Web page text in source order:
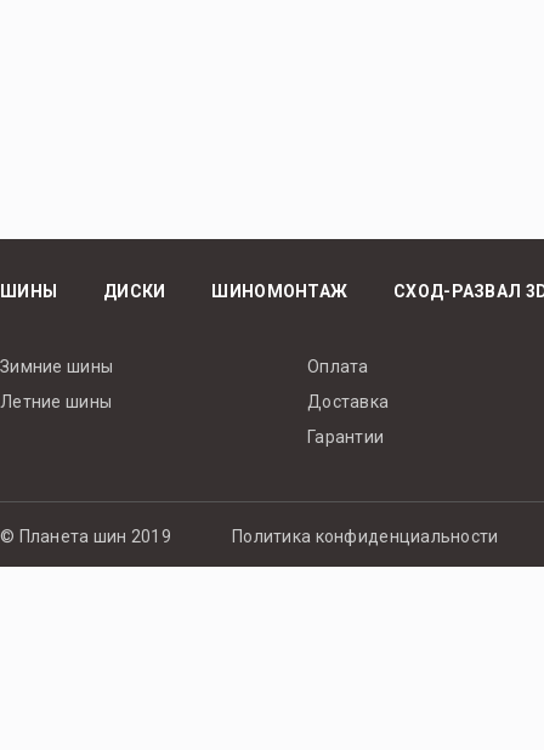
ШИНЫ ДИСКИ ШИНОМОНТАЖ СХОД-РАЗВАЛ
Зимние шины
Летние шины
Оплата
Доставка
Гарантии
© Планета шин 2019 Политика конфиденциальности